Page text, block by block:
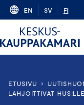
Skip
content
EN SV FI
ETUSIVU ›
LAHJOITTIVAT